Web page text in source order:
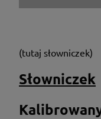
(tutaj słowniczek)
Słowniczek